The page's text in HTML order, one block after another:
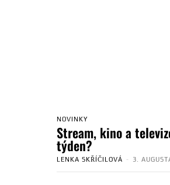
NOVINKY
Stream, kino a
týden?
LENKA SKŘÍČILOVÁ - 3.